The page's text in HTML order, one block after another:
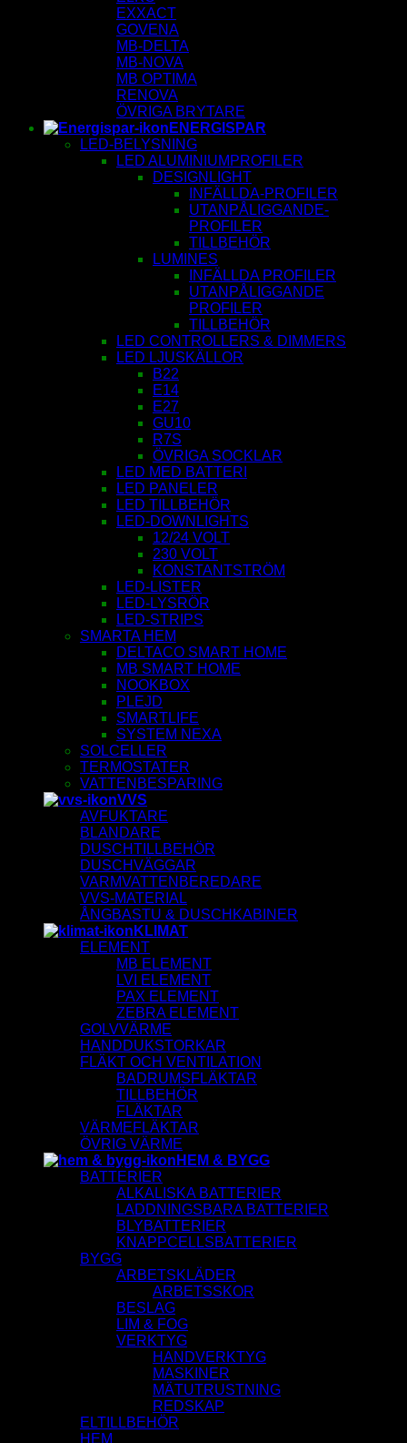
EXXACT
GOVENA
MB-DELTA
MB-NOVA
MB OPTIMA
RENOVA
ÖVRIGA BRYTARE
ENERGISPAR
LED-BELYSNING
LED ALUMINIUMPROFILER
DESIGNLIGHT
INFÄLLDA-PROFILER
UTANPÅLIGGANDE-
PROFILER
TILLBEHÖR
LUMINES
INFÄLLDA PROFILER
UTANPÅLIGGANDE
PROFILER
TILLBEHÖR
LED CONTROLLERS & DIMMERS
LED LJUSKÄLLOR
B22
E14
E27
GU10
R7S
ÖVRIGA SOCKLAR
LED MED BATTERI
LED PANELER
LED TILLBEHÖR
LED-DOWNLIGHTS
12/24 VOLT
230 VOLT
KONSTANTSTRÖM
LED-LISTER
LED-LYSRÖR
LED-STRIPS
SMARTA HEM
DELTACO SMART HOME
MB SMART HOME
NOOKBOX
PLEJD
SMARTLIFE
SYSTEM NEXA
SOLCELLER
TERMOSTATER
VATTENBESPARING
VVS
AVFUKTARE
BLANDARE
DUSCHTILLBEHÖR
DUSCHVÄGGAR
VARMVATTENBEREDARE
VVS-MATERIAL
ÅNGBASTU & DUSCHKABINER
KLIMAT
ELEMENT
MB ELEMENT
LVI ELEMENT
PAX ELEMENT
ZEBRA ELEMENT
GOLVVÄRME
HANDDUKSTORKAR
FLÄKT OCH VENTILATION
BADRUMSFLÄKTAR
TILLBEHÖR
FLÄKTAR
VÄRMEFLÄKTAR
ÖVRIG VÄRME
HEM & BYGG
BATTERIER
ALKALISKA BATTERIER
LADDNINGSBARA BATTERIER
BLYBATTERIER
KNAPPCELLSBATTERIER
BYGG
ARBETSKLÄDER
ARBETSSKOR
BESLAG
LIM & FOG
VERKTYG
HANDVERKTYG
MASKINER
MÄTUTRUSTNING
REDSKAP
ELTILLBEHÖR
HEM